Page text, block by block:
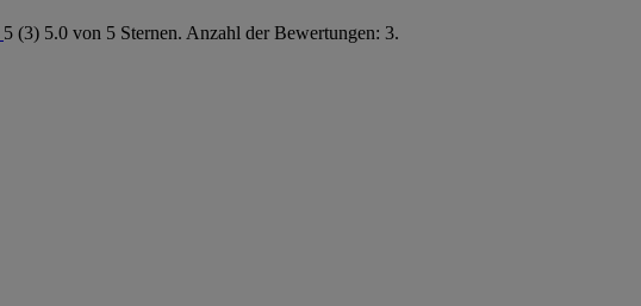
5 (3) 5.0 von 5 Sternen. Anzahl der Bewertungen: 3.